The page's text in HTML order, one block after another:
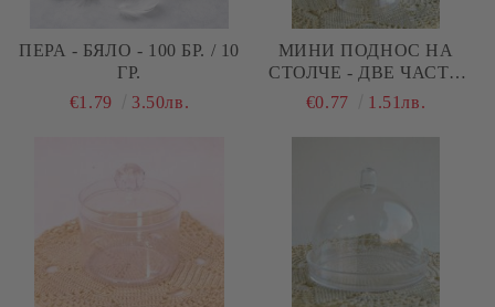
ПЕРА - БЯЛО - 100 БР. / 10
ГР.
€1.79
3.50лв.
МИНИ ПОДНОС НА
СТОЛЧЕ - ДВЕ ЧАСТИ
АКРИЛ
€0.77 1.51лв.